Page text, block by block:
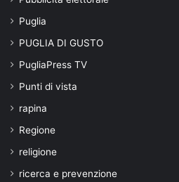
Puglia
PUGLIA DI GUSTO
PugliaPress TV
Punti di vista
rapina
Regione
religione
ricerca e prevenzione